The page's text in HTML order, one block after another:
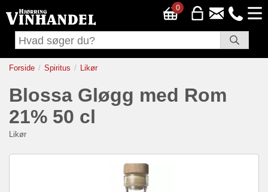
0
Forside Spiritus Likør
Blossa Gløgg med Rom
21% 50 cl
Likør